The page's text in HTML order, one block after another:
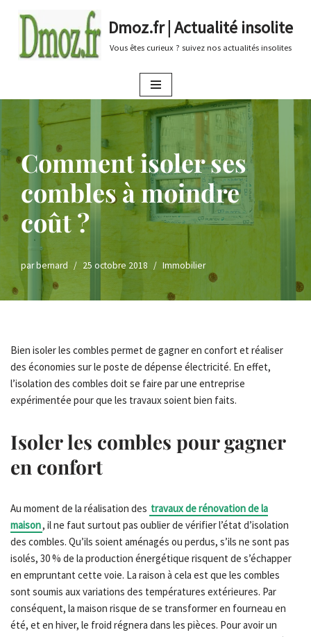
au
Dmoz.fr | Actualité insolite
Vous êtes curieux ? suivez nos actualités insolites
Comment isoler ses
combles à moindre
coût ?
parbernard 25 octobre 2018 Immobilier
Bien isoler les combles permet de gagner en confort et réaliser
des économies sur le poste de dépense électricité. En effet,
l’isolation des combles doit se faire par une entreprise
expérimentée pour que les travaux soient bien faits.
Isoler les combles pour gagner
en confort
Au moment de la réalisation des travaux de rénovation de la
maison, il ne faut surtout pas oublier de vérifier l’état d’isolation
des combles. Qu’ils soient aménagés ou perdus, s’ils ne sont pas
isolés, 30 % de la production énergétique risquent de s’échapper
en empruntant cette voie. La raison à cela est que les combles
sont soumis aux variations des températures extérieures. Par
conséquent, la maison risque de se transformer en fourneau en
été, et en hiver, le froid régnera dans les pièces. Pour avoir un